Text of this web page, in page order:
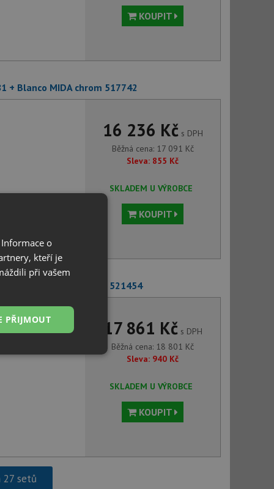
KOUPIT
+ Blanco MIDA chrom 517742
16 236 Kčs DPH
Běžná cena: 17 091 Kč
Sleva: 855 Kč
SKLADEM U VÝROBCE
KOUPIT
+ Blanco MIDA-S chrom 521454
17 861 Kčs DPH
Běžná cena: 18 801 Kč
Sleva: 940 Kč
SKLADEM U VÝROBCE
KOUPIT
27 setů
o
kteří je
při vašem
PŘIJMOUT
Nezařazené
účtu. Webové